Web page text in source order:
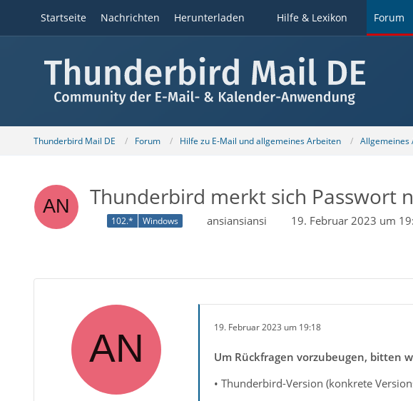
Startseite Nachrichten Herunterladen Hilfe & Lexikon Forum
Thunderbird Mail DE Forum Hilfe zu E-Mail und allgemeines Arbeiten Allgemeines
Thunderbird merkt sich Passwort
102.* Windows ansiansiansi 19. Februar 2023 um
19. Februar 2023 um 19:18
Um Rückfragen vorzubeugen, bitten
• Thunderbird-Version (konkrete